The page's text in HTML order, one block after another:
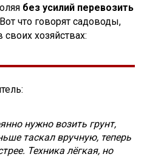
без усилий перевозить
что говорят садоводы,
хозяйствах:
нужно возить грунт,
таскал вручную, теперь
Техника лёгкая, но